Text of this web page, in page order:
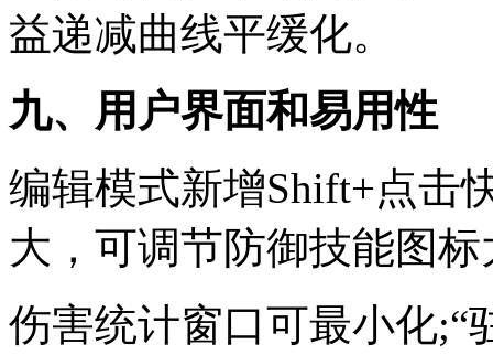
益递减曲线平缓化。
九、用户界面和易用性
编辑模式新增Shift+点击
大，可调节防御技能图标
伤害统计窗口可最小化;“